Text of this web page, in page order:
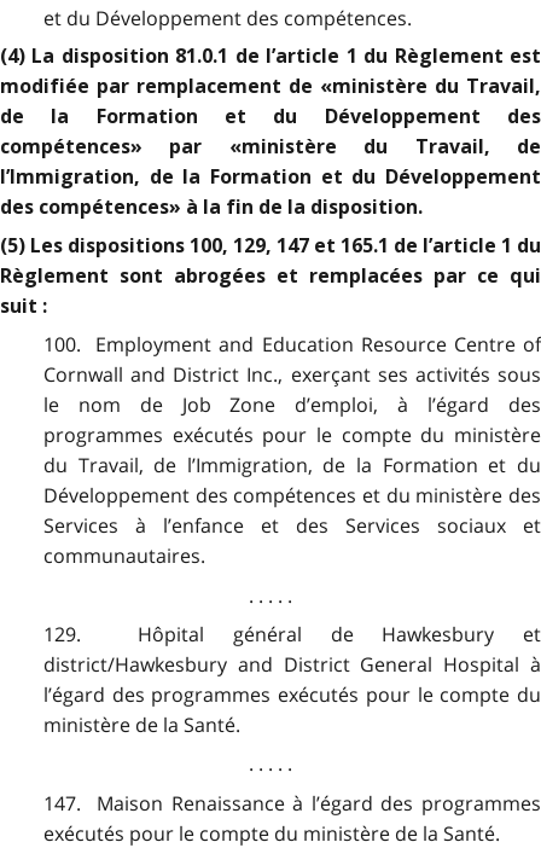
et du Développement des compétences.
(4) La disposition 81.0.1 de l’article 1 du Règlement est
modifiée par remplacement de «ministère du Travail,
de la Formation et du Développement des
compétences» par «ministère du Travail, de
l’Immigration, de la Formation et du Développement
des compétences» à la fin de la disposition.
(5) Les dispositions 100, 129, 147 et 165.1 de l’article 1 du
Règlement sont abrogées et remplacées par ce qui
suit :
100. Employment and Education Resource Centre of
Cornwall and District Inc., exerçant ses activités sous
le nom de Job Zone d’emploi, à l’égard des
programmes exécutés pour le compte du ministère
du Travail, de l’Immigration, de la Formation et du
Développement des compétences et du ministère des
Services à l’enfance et des Services sociaux et
communautaires.
. . . . .
129. Hôpital général de Hawkesbury et
district/Hawkesbury and District General Hospital à
l’égard des programmes exécutés pour le compte du
ministère de la Santé.
. . . . .
147. Maison Renaissance à l’égard des programmes
exécutés pour le compte du ministère de la Santé.